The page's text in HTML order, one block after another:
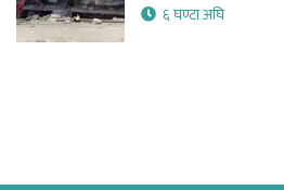
६ घण्टा अघि